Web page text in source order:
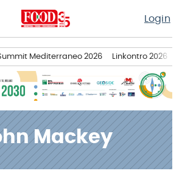
Login
Mediterraneo 2026 Linkontro 2026
Mackey